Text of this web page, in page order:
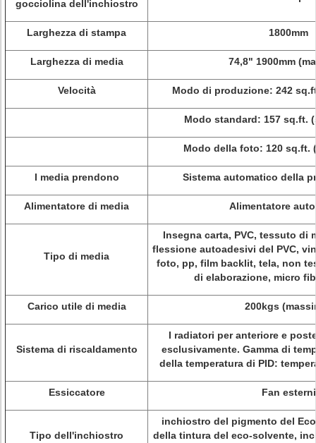
gocciolina dell'inchiostro
Larghezza di stampa 1800mm
Larghezza di media 74,8" 1900mm
Velocità Modo di produzione: 242
Modo standard: 157 sq.ft.
Modo della foto: 120 sq.ft.
I media prendono Sistema automatico della
Alimentatore di media Alimentatore
Tipo di media
Insegna carta, PVC, tessuto di
flessione autoadesivi del PVC,
foto, pp, film backlit, tela, non
di elaborazione, micro
Carico utile di media 200kgs
Sistema di riscaldamento
I radiatori per anteriore e
esclusivamente. Gamma di
della temperatura di PID:
Essiccatore Fan esterni
Tipo dell'inchiostro
inchiostro del pigmento del
della tintura del eco-solvente,